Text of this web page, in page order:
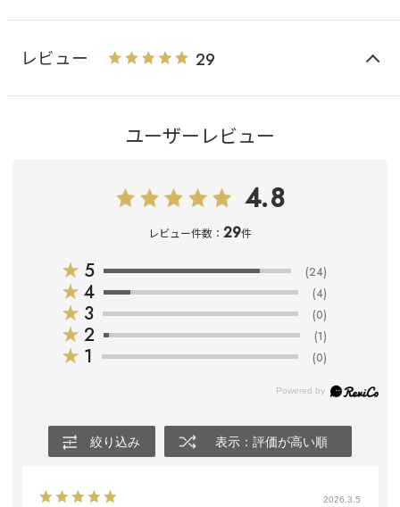
レビュー 29
ユーザーレビュー
4.8
レビュー件数： 29件
★ 5 (24)
★ 4 (4)
★ 3 (0)
★ 2 (1)
★ 1 (0)
絞り込み 表示：評価が高い順
2026.3.5